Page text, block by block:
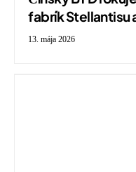
fabrík Stellantisu
13. mája 2026